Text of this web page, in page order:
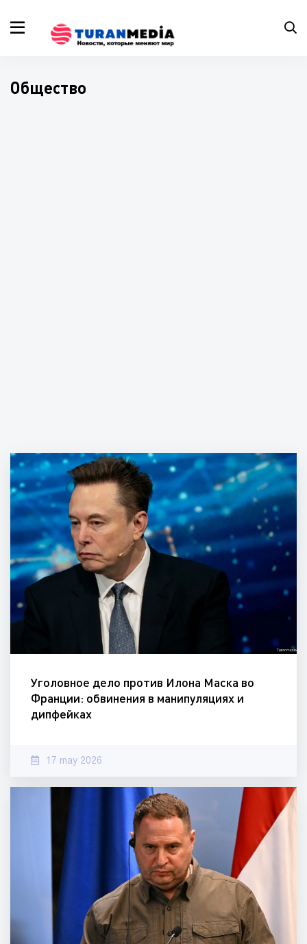
Общество
Уголовное дело против Илона Маска во
Франции: обвинения в манипуляциях и
дипфейках
17 may 2026